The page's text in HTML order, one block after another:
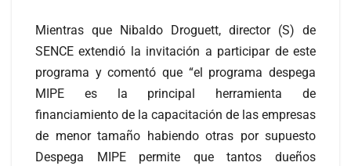
Mientras que Nibaldo Droguett, director (S) de
SENCE extendió la invitación a participar de este
programa y comentó que “el programa despega
MIPE es la principal herramienta de
financiamiento de la capacitación de las empresas
de menor tamaño habiendo otras por supuesto
Despega MIPE permite que tantos dueños